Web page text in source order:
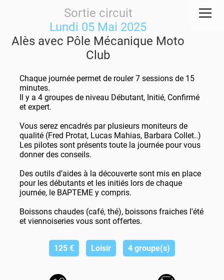
Sortie circuit
Lundi 05 Mai 2025
Alès avec Pôle Mécanique Moto
Club
Chaque journée permet de rouler 7 sessions de 15
minutes.
Il y a 4 groupes de niveau Débutant, Initié, Confirmé
et expert.
Vous serez encadrés par plusieurs moniteurs de
qualité (Fred Protat, Lucas Mahias, Barbara Collet..)
Les pilotes sont présents toute la journée pour vous
donner des conseils.
Des outils d’aides à la découverte sont mis en place
pour les débutants et les initiés lors de chaque
journée, le BAPTEME y compris.
Boissons chaudes (café, thé), boissons fraiches l'été
et viennoiseries vous sont offertes.
125 € Loisir 4 groupe(s)